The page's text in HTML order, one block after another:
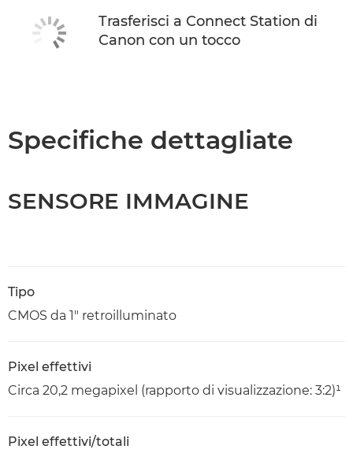
Trasferisci a Connect Station di
Canon con un tocco
Specifiche dettagliate
SENSORE IMMAGINE
Tipo
CMOS da 1" retroilluminato
Pixel effettivi
Circa 20,2 megapixel (rapporto di visualizzazione: 3:2)¹
Pixel effettivi/totali